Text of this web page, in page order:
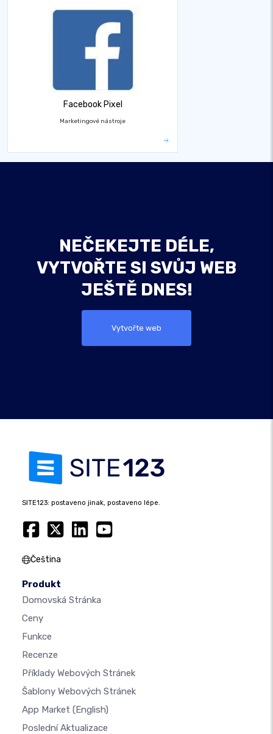
Facebook Pixel
Marketingové nástroje
NEČEKEJTE DÉLE,
VYTVOŘTE SI SVŮJ WEB
JEŠTĚ DNES!
Vytvořte web
SITE123: postaveno jinak, postaveno lépe.
Čeština
Produkt
Domovská Stránka
Ceny
Funkce
Recenze
Příklady Webových Stránek
Šablony Webových Stránek
App Market (English)
Poslední Aktualizace